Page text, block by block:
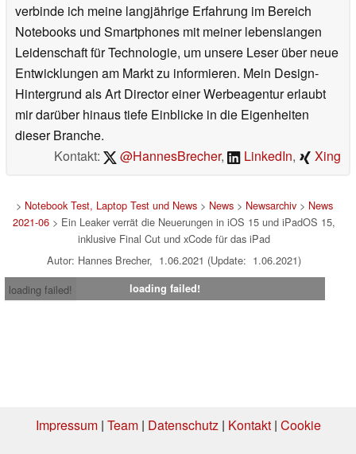
verbinde ich meine langjährige Erfahrung im Bereich
Notebooks und Smartphones mit meiner lebenslangen
Leidenschaft für Technologie, um unsere Leser über neue
Entwicklungen am Markt zu informieren. Mein Design-
Hintergrund als Art Director einer Werbeagentur erlaubt
mir darüber hinaus tiefe Einblicke in die Eigenheiten
dieser Branche.
Kontakt:
@HannesBrecher, LinkedIn, Xing
> Notebook Test, Laptop Test und News> News> Newsarchiv> News
2021-06 > Ein Leaker verrät die Neuerungen in iOS 15 und iPadOS 15,
inklusive Final Cut und xCode für das iPad
Autor: Hannes Brecher, 1.06.2021 (Update: 1.06.2021)
loading failed!
loading failed!
Impressum| Team| Datenschutz| Kontakt| Cookie